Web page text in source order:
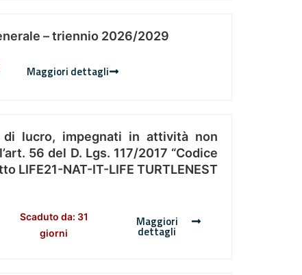
– triennio 2026/2029
Maggiori dettagli
lucro, impegnati in attività non
56 del D. Lgs. 117/2017 “Codice
LIFE21-NAT-IT-LIFE TURTLENEST
Scaduto da: 31
giorni
Maggiori
dettagli